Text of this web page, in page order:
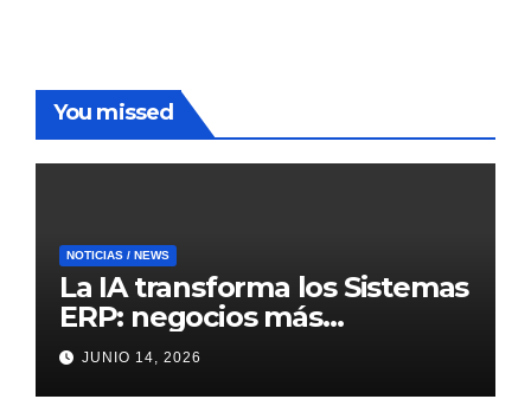
You missed
NOTICIAS / NEWS
La IA transforma los Sistemas
ERP: negocios más
inteligentes, predictivos y
eficientes
JUNIO 14, 2026